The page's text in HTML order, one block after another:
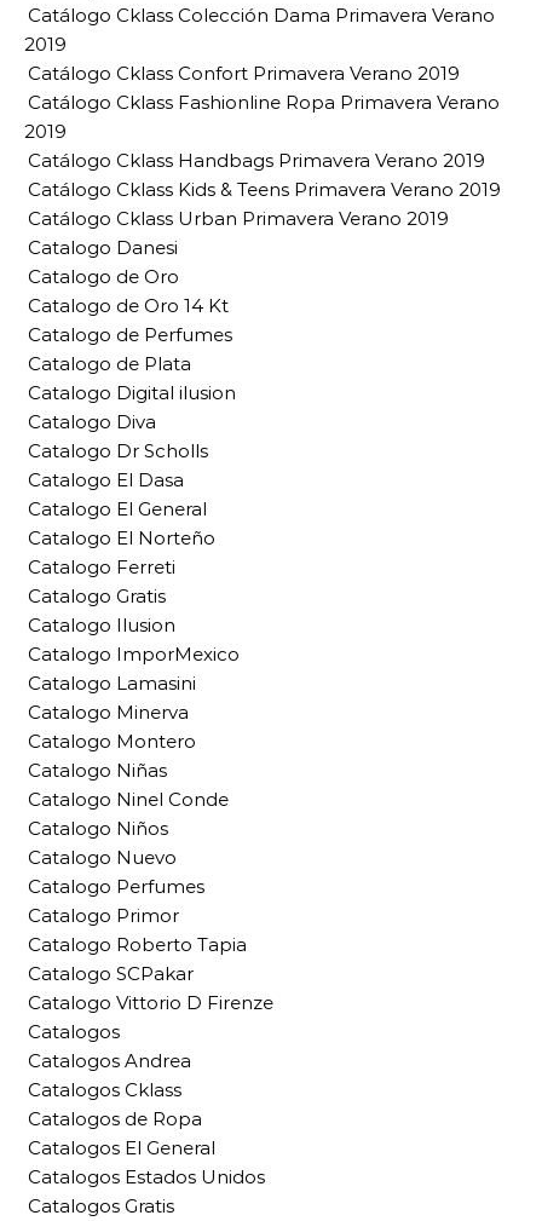
Catálogo Cklass Colección Dama Primavera Verano
2019
Catálogo Cklass Confort Primavera Verano 2019
Catálogo Cklass Fashionline Ropa Primavera Verano
2019
Catálogo Cklass Handbags Primavera Verano 2019
Catálogo Cklass Kids & Teens Primavera Verano 2019
Catálogo Cklass Urban Primavera Verano 2019
Catalogo Danesi
Catalogo de Oro
Catalogo de Oro 14 Kt
Catalogo de Perfumes
Catalogo de Plata
Catalogo Digital ilusion
Catalogo Diva
Catalogo Dr Scholls
Catalogo El Dasa
Catalogo El General
Catalogo El Norteño
Catalogo Ferreti
Catalogo Gratis
Catalogo Ilusion
Catalogo ImporMexico
Catalogo Lamasini
Catalogo Minerva
Catalogo Montero
Catalogo Niñas
Catalogo Ninel Conde
Catalogo Niños
Catalogo Nuevo
Catalogo Perfumes
Catalogo Primor
Catalogo Roberto Tapia
Catalogo SCPakar
Catalogo Vittorio D Firenze
Catalogos
Catalogos Andrea
Catalogos Cklass
Catalogos de Ropa
Catalogos El General
Catalogos Estados Unidos
Catalogos Gratis